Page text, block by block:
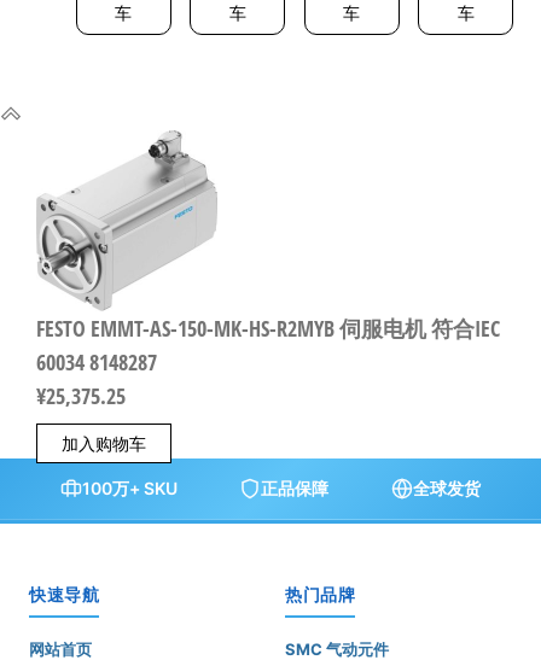
车
车
车
车
FESTO EMMT-AS-150-MK-HS-R2MYB 伺服电机 符合IEC
60034 8148287
¥25,375.25
加入购物车
100万+ SKU 正品保障 全球发货
快速导航
网站首页
热门品牌
SMC 气动元件